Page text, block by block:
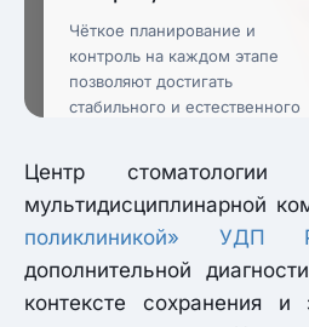
Чёткое планирование и
контроль на каждом этапе
позволяют достигать
стабильного и естественного
Центр стоматологии
мультидисциплинарной
поликлиникой» УДП
дополнительной
контексте сохранения